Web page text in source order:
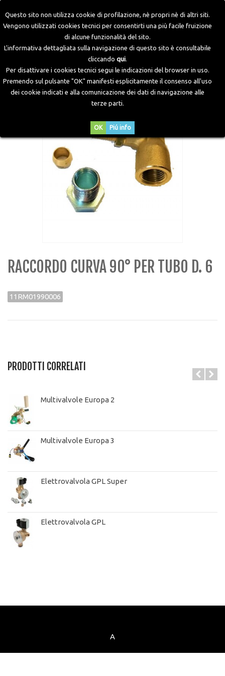
Questo sito non utilizza cookie di profilazione, nè propri nè di altri siti.
Vengono utilizzati cookies tecnici per consentirti una più facile fruizione
di alcune funzionalità del sito.
L'informativa dettagliata sulla navigazione di questo sito è consultabile
cliccando qui.
Per disattivare i cookies tecnici segui le indicazioni del browser in uso.
Premendo sul pulsante "OK" manifesti esplicitamente il consenso all'uso
dei cookie indicati e alla comunicazione dei dati di navigazione alle
terze parti.
OK Piú info
Componenti GPL Raccordi Gas
Raccordo curva
90° per tubo d. 6
RACCORDO CURVA 90° PER TUBO D. 6
11RM01990006
PRODOTTI CORRELATI
Multivalvole Europa 2
Multivalvole Europa 3
Elettrovalvola GPL Super
Elettrovalvola GPL
A